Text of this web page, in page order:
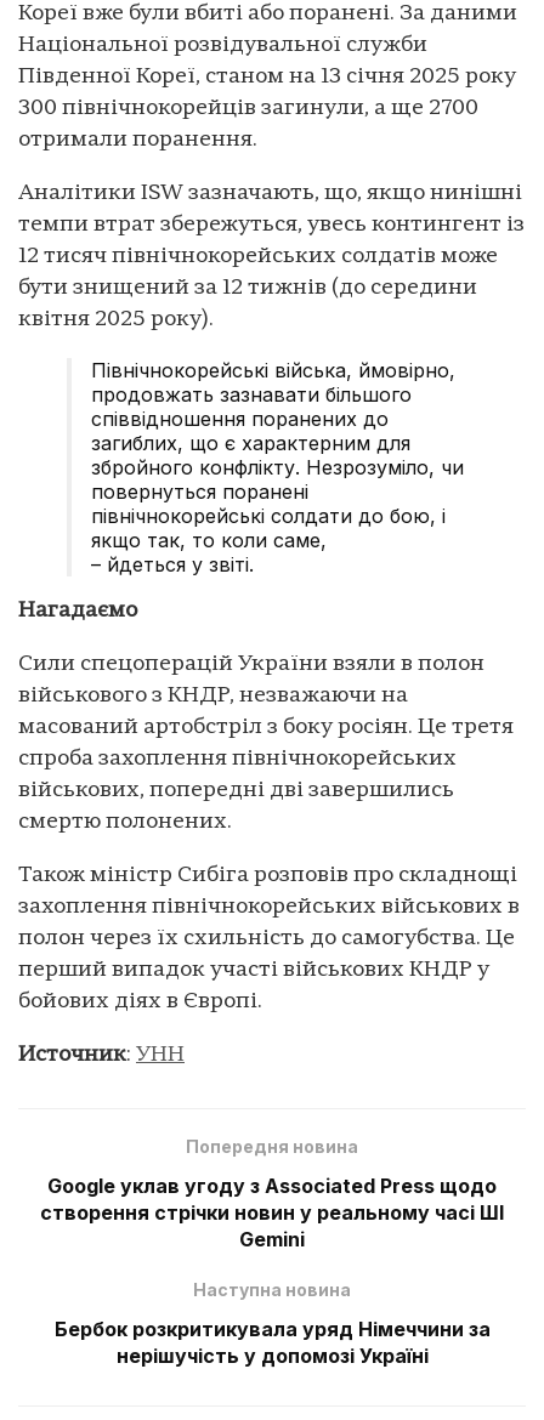
Кореї вже були вбиті або поранені. За даними
Національної розвідувальної служби
Південної Кореї, станом на 13 січня 2025 року
300 північнокорейців загинули, а ще 2700
отримали поранення.
Аналітики ISW зазначають, що, якщо нинішні
темпи втрат збережуться, увесь контингент із
12 тисяч північнокорейських солдатів може
бути знищений за 12 тижнів (до середини
квітня 2025 року).
Північнокорейські війська, ймовірно,
продовжать зазнавати більшого
співвідношення поранених до
загиблих, що є характерним для
збройного конфлікту. Незрозуміло, чи
повернуться поранені
північнокорейські солдати до бою, і
якщо так, то коли саме,
– йдеться у звіті.
Нагадаємо
Сили спецоперацій України взяли в полон
військового з КНДР, незважаючи на
масований артобстріл з боку росіян. Це третя
спроба захоплення північнокорейських
військових, попередні дві завершились
смертю полонених.
Також міністр Сибіга розповів про складнощі
захоплення північнокорейських військових в
полон через їх схильність до самогубства. Це
перший випадок участі військових КНДР у
бойових діях в Європі.
Источник: УНН
Попередня новина
Google уклав угоду з Associated Press щодо
створення стрічки новин у реальному часі ШІ
Gemini
Наступна новина
Бербок розкритикувала уряд Німеччини за
нерішучість у допомозі Україні